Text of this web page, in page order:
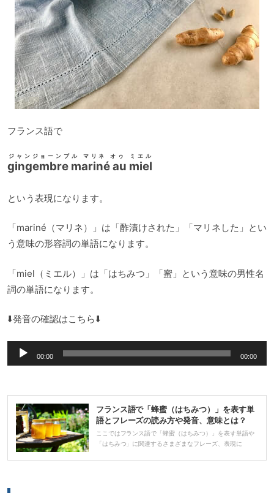
フランス語で
gingembre mariné au miel
ジャンジョーンブル マリネ オゥ ミエル
という表現になります。
「mariné（マリネ）」は「酢漬けされた」「マリネした」とい
う意味の形容詞の単語になります。
「miel（ミエル）」は「はちみつ」「蜜」という意味の男性名
詞の単語になります。
⬇️発音の確認はこちら⬇️
声
ー
ヤ
ー
00:00 00:00
フランス語で「蜂蜜（はちみつ）」を表す単
語とフレーズの読み方や発音、意味とは？
ここではフランス語で「蜂蜜（はちみつ）」を表す単語や
「はちみつ」に関連するさまざまなフレーズ、表現に